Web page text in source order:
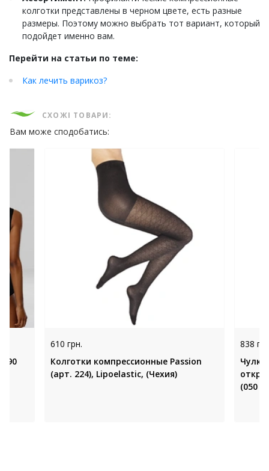
колготки представлены в черном цвете, есть разные
размеры. Поэтому можно выбрать тот вариант, который
подойдет именно вам.
Перейти на статьи по теме:
Как лечить варикоз?
СХОЖІ ТОВАРИ:
Вам може сподобатись:
610 грн.
Колготки компрессионные Passion
(арт. 224), Lipoelastic, (Чехия)
838
Чулки
открытым
(050 -